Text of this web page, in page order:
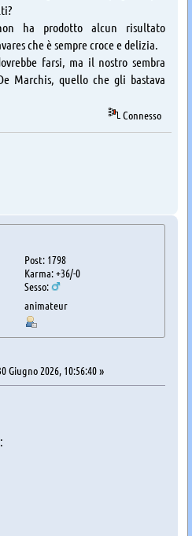
ha prodotto alcun risultato
che è sempre croce e delizia.
farsi, ma il nostro sembra
Marchis, quello che gli bastava
Connesso
Post: 1798
Karma: +36/-0
Sesso:
animateur
Giugno 2026, 10:56:40 »